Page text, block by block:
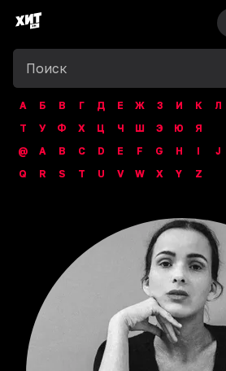
А Б В Г Д Е Ж З И К Л
Т
У Ф Х Ц Ч Ш Э Ю
Я
@
A B C D E F G H I J
Q
R S T U V W X Y Z